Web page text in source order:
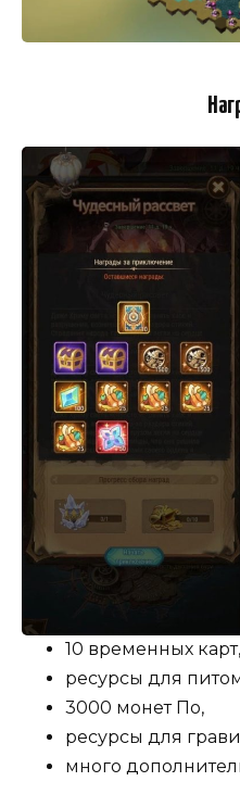
10 временных карт,
ресурсы для
3000 монет По,
ресурсы для
много